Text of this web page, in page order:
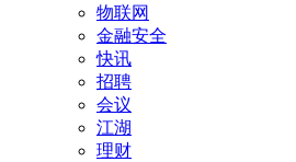
物联网
金融安全
快讯
招聘
会议
江湖
理财